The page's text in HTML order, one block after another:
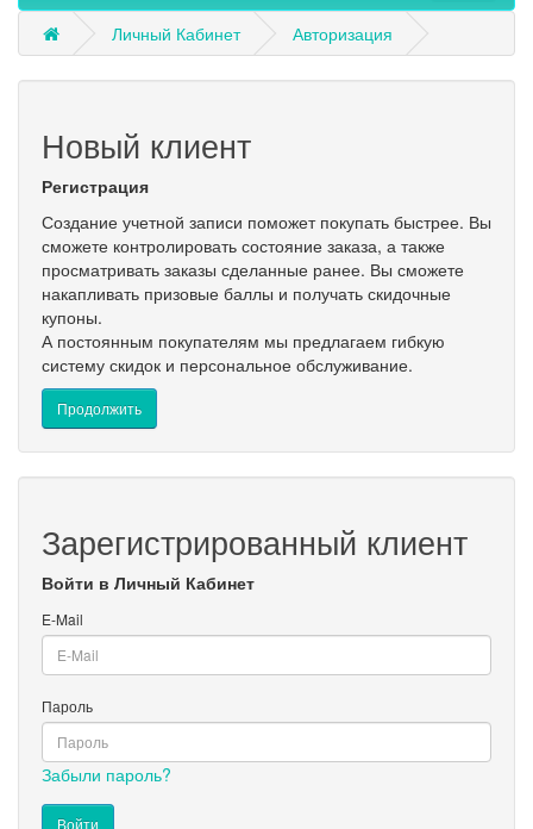
Личный Кабинет Авторизация
Новый клиент
Регистрация
Создание учетной записи поможет покупать быстрее. Вы
сможете контролировать состояние заказа, а также
просматривать заказы сделанные ранее. Вы сможете
накапливать призовые баллы и получать скидочные
купоны.
А постоянным покупателям мы предлагаем гибкую
систему скидок и персональное обслуживание.
Продолжить
Зарегистрированный клиент
Войти в Личный Кабинет
E-Mail
Пароль
Забыли пароль?